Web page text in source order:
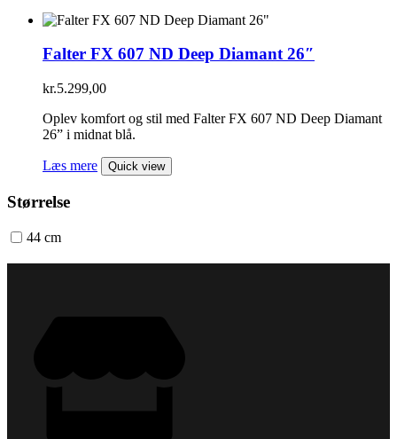
Falter FX 607 ND Deep Diamant 26″
kr.5.299,00
Oplev komfort og stil med Falter FX 607 ND Deep Diamant
26” i midnat blå.
Læs mere Quick view
Størrelse
44 cm